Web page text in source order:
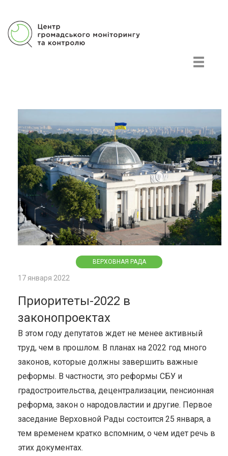
ВЕРХОВНАЯ РАДА
17 января 2022
Приоритеты-2022 в
законопроектах
В этом году депутатов ждет не менее активный
труд, чем в прошлом. В планах на 2022 год много
законов, которые должны завершить важные
реформы. В частности, это реформы СБУ и
градостроительства, децентрализации, пенсионная
реформа, закон о народовластии и другие. Первое
заседание Верховной Рады состоится 25 января, а
тем временем кратко вспомним, о чем идет речь в
этих документах.